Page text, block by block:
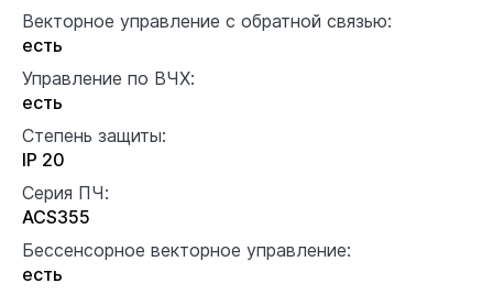
Векторное управление с обратной связью:
есть
Управление по ВЧХ:
есть
Степень защиты:
IP 20
Серия ПЧ:
ACS355
Бессенсорное векторное управление:
есть